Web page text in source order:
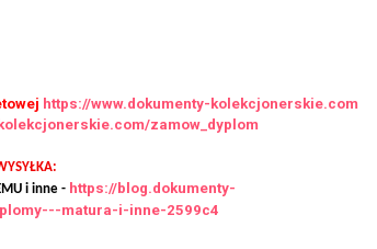
https://www.dokumenty-kolekcjonerskie.com
zamow_dyplom
i inne - https://blog.dokumenty-
matura-i-inne-2599c4